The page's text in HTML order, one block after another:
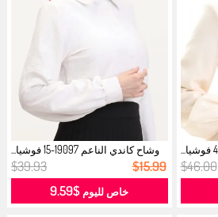
$46.00
وشاح كاندي الناعم 19097-15 فوشيا...
$39.93 $15.99
خاص لليوم $9.59